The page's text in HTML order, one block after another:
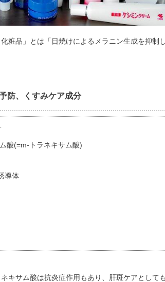
粧品」とは「日焼けによるメラニン生成を抑制
防、くすみケア成分
酸(=m-トラネキサム酸)
導体
キサム酸は抗炎症作用もあり、肝斑ケアとして